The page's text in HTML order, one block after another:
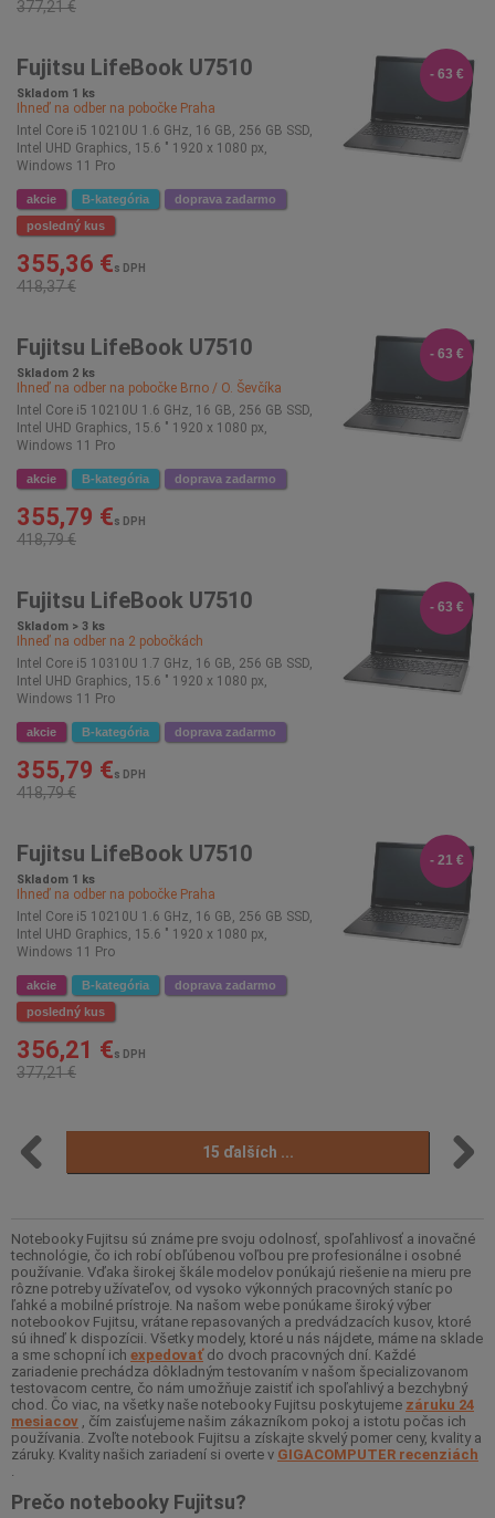
377,21 €
Fujitsu LifeBook U7510
Skladom 1 ks
Ihneď na odber na pobočke Praha
Intel Core i5 10210U 1.6 GHz, 16 GB, 256 GB SSD,
Intel UHD Graphics, 15.6 " 1920 x 1080 px,
Windows 11 Pro
akcie B-kategória
doprava zadarmo
posledný kus
- 63 €
355,36 €s DPH
418,37 €
Fujitsu LifeBook U7510
Skladom 2 ks
Ihneď na odber na pobočke Brno / O. Ševčíka
Intel Core i5 10210U 1.6 GHz, 16 GB, 256 GB SSD,
Intel UHD Graphics, 15.6 " 1920 x 1080 px,
Windows 11 Pro
akcie B-kategória doprava zadarmo
- 63 €
355,79 €s DPH
418,79 €
Fujitsu LifeBook U7510
Skladom > 3 ks
Ihneď na odber na 2 pobočkách
Intel Core i5 10310U 1.7 GHz, 16 GB, 256 GB SSD,
Intel UHD Graphics, 15.6 " 1920 x 1080 px,
Windows 11 Pro
akcie B-kategória doprava zadarmo
- 63 €
355,79 €s DPH
418,79 €
Fujitsu LifeBook U7510
Skladom 1 ks
Ihneď na odber na pobočke Praha
Intel Core i5 10210U 1.6 GHz, 16 GB, 256 GB SSD,
Intel UHD Graphics, 15.6 " 1920 x 1080 px,
Windows 11 Pro
akcie B-kategória
doprava zadarmo
posledný kus
- 21 €
356,21 €s DPH
377,21 €
15 ďalších ...
Notebooky Fujitsu sú známe pre svoju odolnosť, spoľahlivosť a inovačné
technológie, čo ich robí obľúbenou voľbou pre profesionálne i osobné
používanie. Vďaka širokej škále modelov ponúkajú riešenie na mieru pre
rôzne potreby užívateľov, od vysoko výkonných pracovných staníc po
ľahké a mobilné prístroje. Na našom webe ponúkame široký výber
notebookov Fujitsu, vrátane repasovaných a predvádzacích kusov, ktoré
sú ihneď k dispozícii. Všetky modely, ktoré u nás nájdete, máme na sklade
a sme schopní ich expedovaťdo dvoch pracovných dní. Každé
zariadenie prechádza dôkladným testovaním v našom špecializovanom
testovacom centre, čo nám umožňuje zaistiť ich spoľahlivý a bezchybný
chod. Čo viac, na všetky naše notebooky Fujitsu poskytujeme záruku 24
mesiacov , čím zaisťujeme našim zákazníkom pokoj a istotu počas ich
používania. Zvoľte notebook Fujitsu a získajte skvelý pomer ceny, kvality a
záruky. Kvality našich zariadení si overte v GIGACOMPUTER recenziách
.
Prečo notebooky Fujitsu?